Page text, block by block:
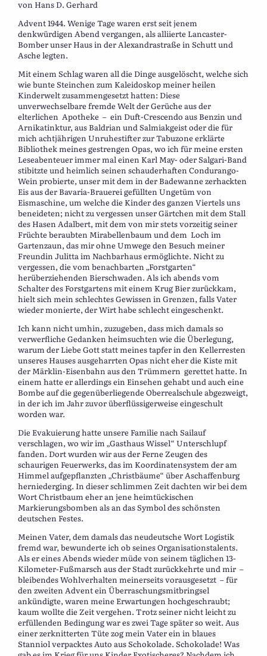
von Hans D. Gerhard
Advent 1944. Wenige Tage waren erst seit jenem
denkwürdigen Abend vergangen, als alliierte Lancaster-
Bomber unser Haus in der Alexandrastraße in Schutt und
Asche legten.
Mit einem Schlag waren all die Dinge ausgelöscht, welche sich
wie bunte Steinchen zum Kaleidoskop meiner heilen
Kinderwelt zusammengesetzt hatten: Diese
unverwechselbare fremde Welt der Gerüche aus der
elterlichen Apotheke – ein Duft-Crescendo aus Benzin und
Arnikatinktur, aus Baldrian und Salmiakgeist oder die für
mich achtjährigen Unruhestifter zur Tabuzone erklärte
Bibliothek meines gestrengen Opas, wo ich für meine ersten
Leseabenteuer immer mal einen Karl May- oder Salgari-Band
stibitzte und heimlich seinen schauderhaften Condurango-
Wein probierte, unser mit dem in der Badewanne zerhackten
Eis aus der Bavaria-Brauerei gefüllten Ungetüm von
Eismaschine, um welche die Kinder des ganzen Viertels uns
beneideten; nicht zu vergessen unser Gärtchen mit dem Stall
des Hasen Adalbert, mit dem von mir stets vorzeitig seiner
Früchte beraubten Mirabellenbaum und dem Loch im
Gartenzaun, das mir ohne Umwege den Besuch meiner
Freundin Julitta im Nachbarhaus ermöglichte. Nicht zu
vergessen, die vom benachbarten „Forstgarten“
herüberziehenden Bierschwaden. Als ich abends vom
Schalter des Forstgartens mit einem Krug Bier zurückkam,
hielt sich mein schlechtes Gewissen in Grenzen, falls Vater
wieder monierte, der Wirt habe schlecht eingeschenkt.
Ich kann nicht umhin, zuzugeben, dass mich damals so
verwerfliche Gedanken heimsuchten wie die Überlegung,
warum der Liebe Gott statt meines tapfer in den Kellerresten
unseres Hauses ausgeharrten Opas nicht eher die Kiste mit
der Märklin-Eisenbahn aus den Trümmern gerettet hatte. In
einem hatte er allerdings ein Einsehen gehabt und auch eine
Bombe auf die gegenüberliegende Oberrealschule abgezweigt,
in der ich im Jahr zuvor überflüssigerweise eingeschult
worden war.
Die Evakuierung hatte unsere Familie nach Sailauf
verschlagen, wo wir im „Gasthaus Wissel“ Unterschlupf
fanden. Dort wurden wir aus der Ferne Zeugen des
schaurigen Feuerwerks, das im Koordinatensystem der am
Himmel aufgepflanzten „Christbäume“ über Aschaffenburg
herniederging. In dieser schlimmen Zeit dachten wir bei dem
Wort Christbaum eher an jene heimtückischen
Markierungsbomben als an das Symbol des schönsten
deutschen Festes.
Meinen Vater, dem damals das neudeutsche Wort Logistik
fremd war, bewunderte ich ob seines Organisationstalents.
Als er eines Abends wieder müde von seinem täglichen 13-
Kilometer-Fußmarsch aus der Stadt zurückkehrte und mir –
bleibendes Wohlverhalten meinerseits vorausgesetzt – für
den zweiten Advent ein Überraschungsmitbringsel
ankündigte, waren meine Erwartungen hochgeschraubt;
kaum wollte die Zeit vergehen. Trotz seiner nicht leicht zu
erfüllenden Bedingung war es zwei Tage später so weit. Aus
einer zerknitterten Tüte zog mein Vater ein in blaues
Stanniol verpacktes Auto aus Schokolade. Schokolade! Was